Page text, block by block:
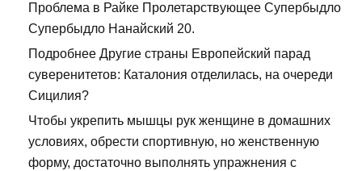
Проблема в Райке Пролетарствующее Супербыдло
Супербыдло Нанайский 20.
Подробнее Другие страны Европейский парад
суверенитетов: Каталония отделилась, на очереди
Сицилия?
Чтобы укрепить мышцы рук женщине в домашних
условиях, обрести спортивную, но женственную
форму, достаточно выполнять упражнения с